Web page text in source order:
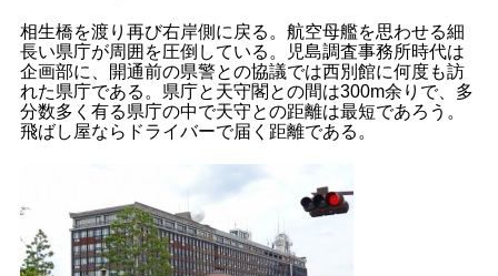
相生橋を渡り再び右岸側に戻る。航空母艦を思わせる細
長い県庁が周囲を圧倒している。児島調査事務所時代は
企画部に、開通前の県警との協議では西別館に何度も訪
れた県庁である。県庁と天守閣との間は300m余りで、多
分数多く有る県庁の中で天守との距離は最短であろう。
飛ばし屋ならドライバーで届く距離である。